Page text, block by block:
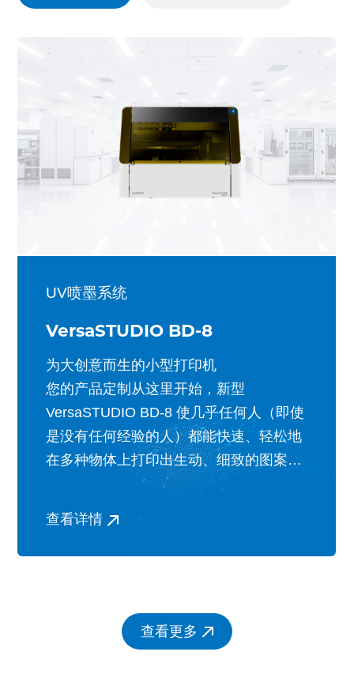
UV喷墨系统
VersaSTUDIO BD-8
为大创意而生的小型打印机
您的产品定制从这里开始，新型
VersaSTUDIO BD-8 使几乎任何人（即使
是没有任何经验的人）都能快速、轻松地
在多种物体上打印出生动、细致的图案。
有了 BD-8，为手机壳、化妆盒、时尚饰
价值和吸引力就变得轻而易举。
查看详情
查看更多